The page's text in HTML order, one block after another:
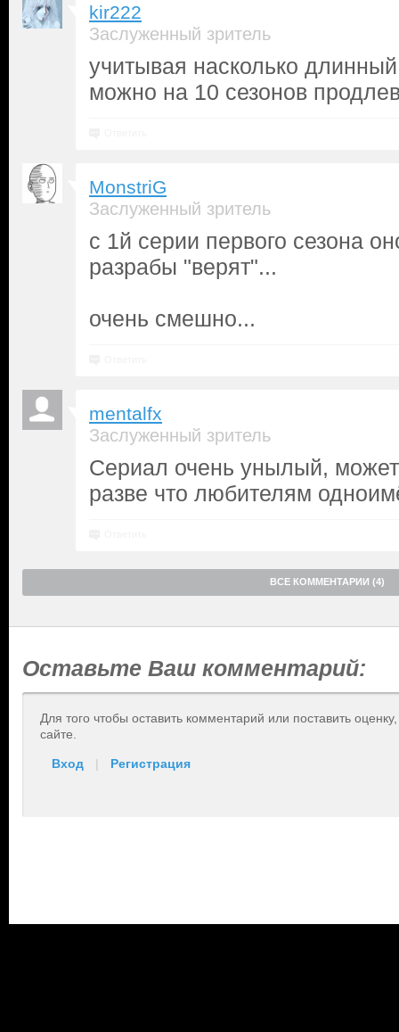
kir222
Заслуженный зритель
учитывая насколько
можно на 10 сезонов
MonstriG
Заслуженный зритель
с 1й серии первого сезона
разрабы "верят"...
очень смешно...
mentalfx
Заслуженный зритель
Сериал очень унылый,
разве что любителям
ВСЕ КОММЕНТАРИИ (4)
Оставьте Ваш комментарий:
Для того чтобы оставить комментарий или поставить
сайте.
Вход | Регистрация